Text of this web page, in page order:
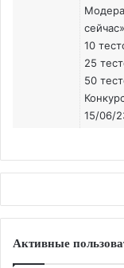
10
25
50
15/06/
Активные